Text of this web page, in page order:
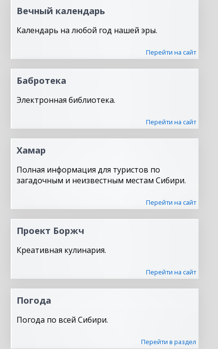
Вечный календарь
Календарь на любой год нашей эры.
Перейти на сайт
Бабротека
Электронная библиотека.
Перейти на сайт
Хамар
Полная информация для туристов по
загадочным и неизвестным местам Сибири.
Перейти на сайт
Проект Боржч
Креативная кулинария.
Перейти на сайт
Погода
Погода по всей Сибири.
Перейти в раздел